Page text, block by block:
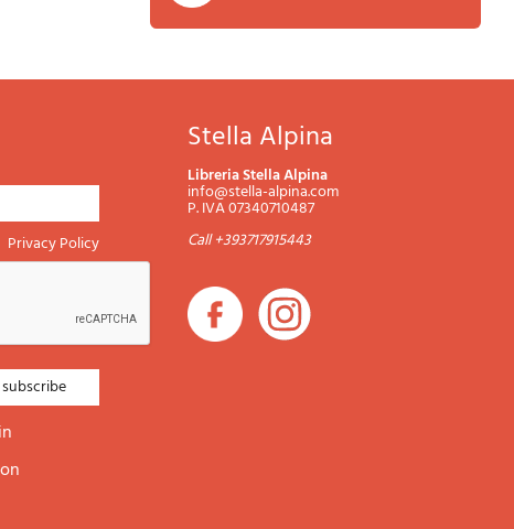
Privacy Policy
Stella Alpina
Libreria Stella Alpina
info@stella-alpina.com
P. IVA 07340710487
Call +393717915443